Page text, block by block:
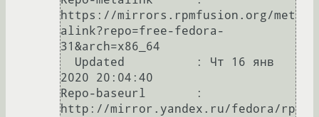
https://mirrors.rpmfusion.org/met
alink?repo=free-fedora-
31&arch=x86_64
2020 20:04:40
Repo-baseurl       :
http://mirror.yandex.ru/fedora/rp